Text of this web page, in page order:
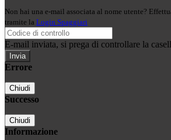
Non hai una e-mail associata al nome utente?
tramite la Login Spaggiari
E-mail inviata, si prega di controllare la
Errore
Chiudi
Successo
Chiudi
Informazione